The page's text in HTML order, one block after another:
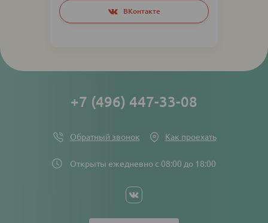
Social
networks
links
ВКонтакте
Открыты ежедневно с 08:00 до 18:00
+7 (496) 447-33-08
Обратный звонок Как проехать
Social